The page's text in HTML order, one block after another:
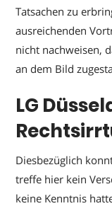
Tatsachen zu
ausreichenden
nicht nachweisen,
an dem Bild
LG
Diesbezüglich
treffe hier kein
keine Kenntnis